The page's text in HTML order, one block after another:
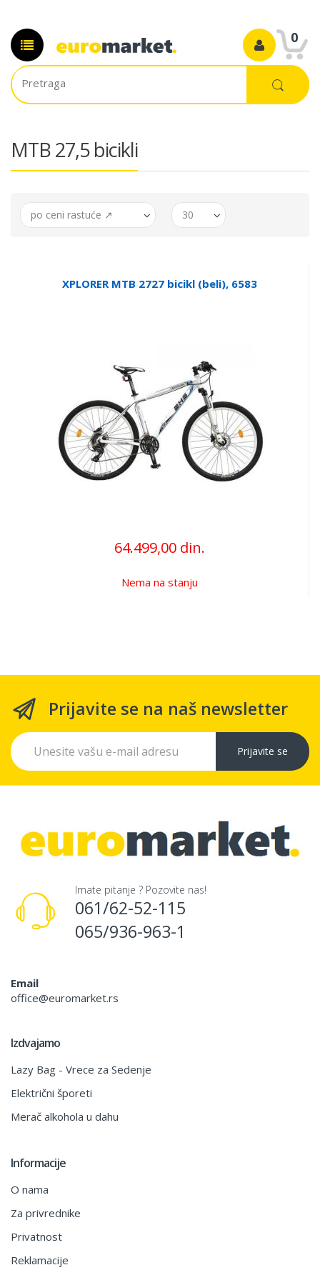
0
MTB 27,5 bicikli
po ceni rastuće ↗ 30
XPLORER MTB 2727 bicikl (beli), 6583
64.499,00 din.
Nema na stanju
Prijavite se na naš newsletter
Prijavite se
Imate pitanje ? Pozovite nas!
061/62-52-115
065/936-963-1
Email
office@euromarket.rs
Izdvajamo
Lazy Bag - Vrece za Sedenje
Električni šporeti
Merač alkohola u dahu
Informacije
O nama
Za privrednike
Privatnost
Reklamacije